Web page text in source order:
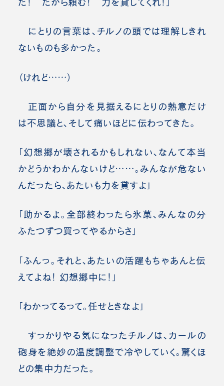
だ！ だから頼む！ 力を貸してくれ！」
にとりの言葉は、チルノの頭では理解しきれ
ないものも多かった。
（けれど……）
正面から自分を見据えるにとりの熱意だけ
は不思議と、そして痛いほどに伝わってきた。
「幻想郷が壊されるかもしれない、なんて本当
かどうかわかんないけど……。みんなが危ない
んだったら、あたいも力を貸すよ」
「助かるよ。全部終わったら氷菓、みんなの分
ふたつずつ買ってやるからさ」
「ふんっ。それと、あたいの活躍もちゃあんと伝
えてよね！ 幻想郷中に！」
「わかってるって。任せときなよ」
すっかりやる気になったチルノは、カールの
砲身を絶妙の温度調整で冷やしていく。驚くほ
どの集中力だった。